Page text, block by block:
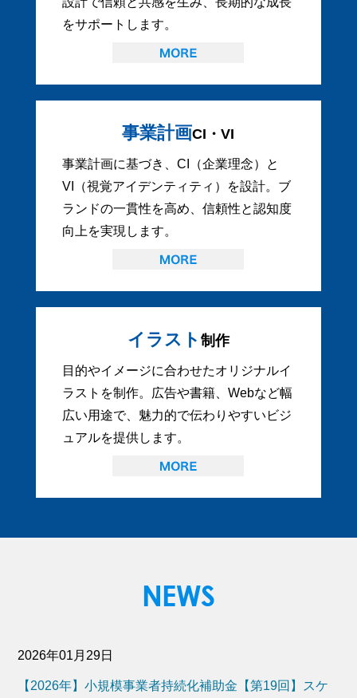
をサポートします。
事業計画CI・VI
事業計画に基づき、CI（企業理念）と
VI（視覚アイデンティティ）を設計。ブ
ランドの一貫性を高め、信頼性と認知度
向上を実現します。
イラスト 制作
目的やイメージに合わせたオリジナルイ
ラストを制作。広告や書籍、Webなど幅
広い用途で、魅力的で伝わりやすいビジ
ュアルを提供します。
2026年01月29日
【2026年】小規模事業者持続化補助金【第19回】スケ